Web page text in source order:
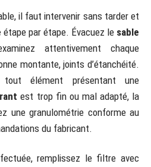
il faut intervenir sans tarder et
étape par étape. Évacuez le sable
attentivement chaque
montante, joints d’étanchéité.
élément présentant une
est trop fin ou mal adapté, la
une granulométrie conforme au
du fabricant.
remplissez le filtre avec